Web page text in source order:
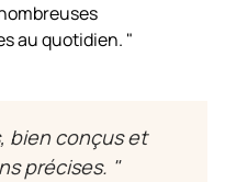
au quotidien. "
bien conçus et
précises. "